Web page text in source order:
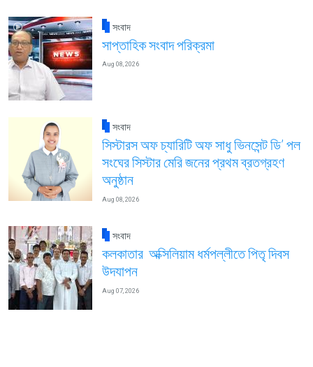
সংবাদ
সাপ্তাহিক সংবাদ পরিক্রমা
Aug 08, 2026
সংবাদ
সিস্টারস অফ চ্যারিটি অফ সাধু ভিনসেন্ট ডি’ পল
সংঘের সিস্টার মেরি জনের প্রথম ব্রতগ্রহণ
অনুষ্ঠান
Aug 08, 2026
সংবাদ
কলকাতার অক্সিলিয়াম ধর্মপল্লীতে পিতৃ দিবস
উদযাপন
Aug 07, 2026